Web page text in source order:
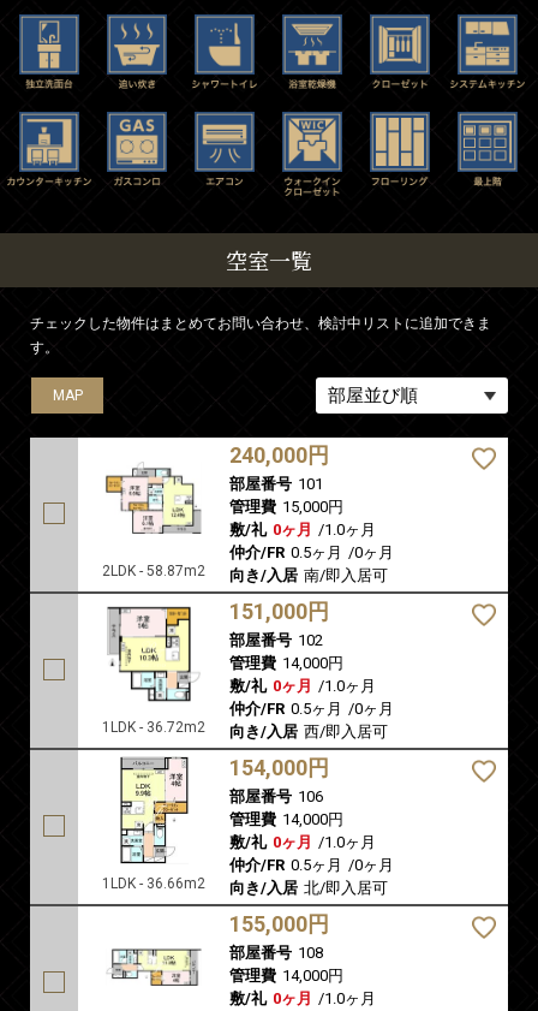
空室一覧
チェックした物件はまとめてお問い合わせ、検討中リストに追加できま
す。
MAP
2LDK - 58.87m2
240,000円
部屋番号 101
管理費 15,000円
敷/礼 0ヶ月 /1.0ヶ月
仲介/FR 0.5ヶ月 /0ヶ月
向き/入居 南/即入居可
MAP
1LDK - 36.72m2
151,000円
部屋番号 102
管理費 14,000円
敷/礼 0ヶ月 /1.0ヶ月
仲介/FR 0.5ヶ月 /0ヶ月
向き/入居 西/即入居可
MAP
1LDK - 36.66m2
154,000円
部屋番号 106
管理費 14,000円
敷/礼 0ヶ月 /1.0ヶ月
仲介/FR 0.5ヶ月 /0ヶ月
向き/入居 北/即入居可
MAP
155,000円
部屋番号 108
管理費 14,000円
敷/礼 0ヶ月 /1.0ヶ月
MAP
MAP
MAP